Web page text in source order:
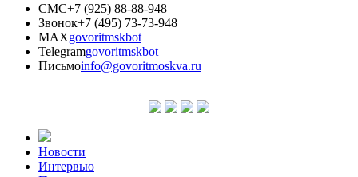
СМС+7 (925) 88-88-948
Звонок+7 (495) 73-73-948
MAXgovoritmskbot
Telegramgovoritmskbot
Письмоinfo@govoritmoskva.ru
Новости
Интервью